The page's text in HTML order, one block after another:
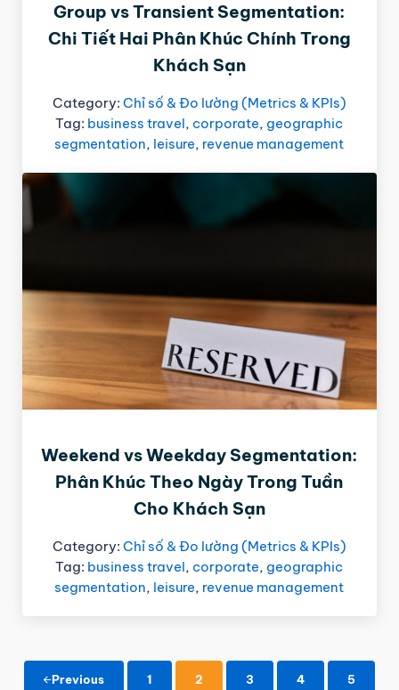
Group vs Transient Segmentation:
Chi Tiết Hai Phân Khúc Chính Trong
Khách Sạn
Category: Chỉ số & Đo lường (Metrics & KPIs)
Tag: business travel, corporate, geographic
segmentation, leisure, revenue management
Weekend vs Weekday Segmentation:
Phân Khúc Theo Ngày Trong Tuần
Cho Khách Sạn
Category: Chỉ số & Đo lường (Metrics & KPIs)
Tag: business travel, corporate, geographic
segmentation, leisure, revenue management
Previous Page
1 Page
2 Page
3 Page
4 Page
5